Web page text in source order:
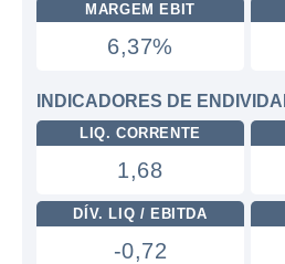
MARGEM EBIT
6,37%
INDICADORES DE
LIQ. CORRENTE
1,68
DÍV. LIQ / EBITDA
-0,72